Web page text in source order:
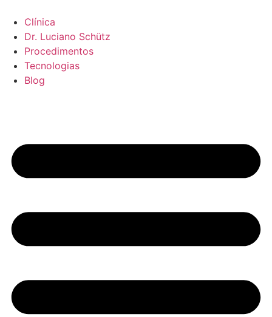
para
conteúdo
Clínica
Dr. Luciano Schütz
Procedimentos
Tecnologias
Blog